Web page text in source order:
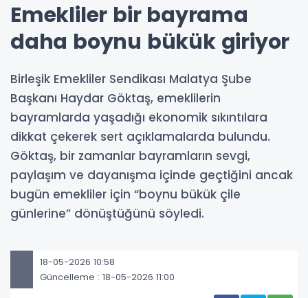
Emekliler bir bayrama
daha boynu bükük giriyor
Birleşik Emekliler Sendikası Malatya Şube
Başkanı Haydar Göktaş, emeklilerin
bayramlarda yaşadığı ekonomik sıkıntılara
dikkat çekerek sert açıklamalarda bulundu.
Göktaş, bir zamanlar bayramların sevgi,
paylaşım ve dayanışma içinde geçtiğini ancak
bugün emekliler için “boynu bükük çile
günlerine” dönüştüğünü söyledi.
18-05-2026 10:58
Güncelleme : 18-05-2026 11:00